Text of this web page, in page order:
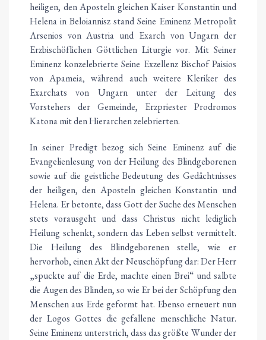
heiligen, den Aposteln gleichen Kaiser Konstantin und
Helena in Beloiannisz stand Seine Eminenz Metropolit
Arsenios von Austria und Exarch von Ungarn der
Erzbischöflichen Göttlichen Liturgie vor. Mit Seiner
Eminenz konzelebrierte Seine Exzellenz Bischof Paisios
von Apameia, während auch weitere Kleriker des
Exarchats von Ungarn unter der Leitung des
Vorstehers der Gemeinde, Erzpriester Prodromos
Katona mit den Hierarchen zelebrierten.
In seiner Predigt bezog sich Seine Eminenz auf die
Evangelienlesung von der Heilung des Blindgeborenen
sowie auf die geistliche Bedeutung des Gedächtnisses
der heiligen, den Aposteln gleichen Konstantin und
Helena. Er betonte, dass Gott der Suche des Menschen
stets vorausgeht und dass Christus nicht lediglich
Heilung schenkt, sondern das Leben selbst vermittelt.
Die Heilung des Blindgeborenen stelle, wie er
hervorhob, einen Akt der Neuschöpfung dar: Der Herr
„spuckte auf die Erde, machte einen Brei“ und salbte
die Augen des Blinden, so wie Er bei der Schöpfung den
Menschen aus Erde geformt hat. Ebenso erneuert nun
der Logos Gottes die gefallene menschliche Natur.
Seine Eminenz unterstrich, dass das größte Wunder der